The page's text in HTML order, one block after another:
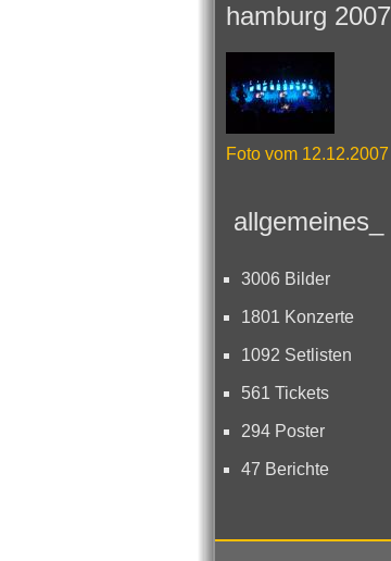
hamburg 2007
Foto vom 12.12.2007
allgemeines_
3006 Bilder
1801 Konzerte
1092 Setlisten
561 Tickets
294 Poster
47 Berichte